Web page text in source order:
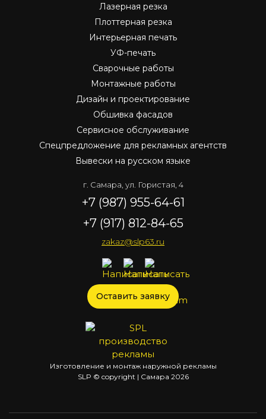
Лазерная резка
Плоттерная резка
Интерьерная печать
УФ-печать
Сварочные работы
Монтажные работы
Дизайн и проектирование
Обшивка фасадов
Сервисное обслуживание
Спецпредложение для рекламных агентств
Вывески на русском языке
г. Самара, ул. Гористая, 4
+7 (987) 955-64-61
+7 (917) 812-84-65
zakaz@slp63.ru
Оставить заявку
Изготовление и монтаж наружной рекламы
SLP © copyright | Самара 2026